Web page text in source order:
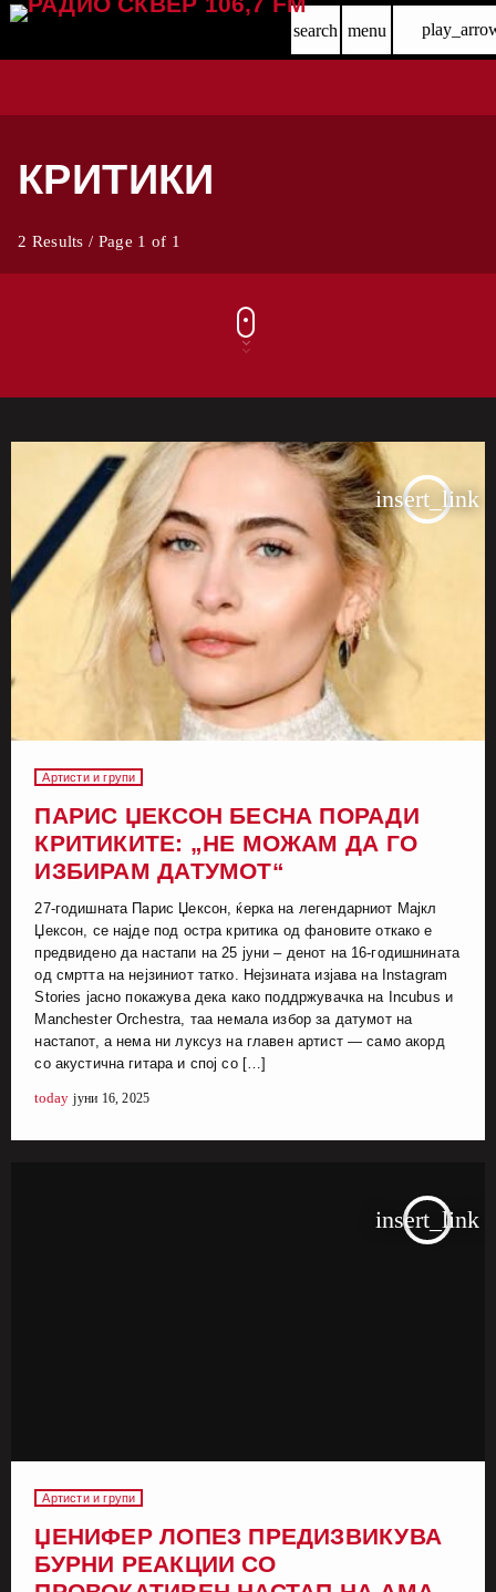
search menu
КРИТИКИ
2 Results / Page 1 of 1
insert_link
Артисти и групи
ПАРИС ЏЕКСОН БЕСНА ПОРАДИ
КРИТИКИТЕ: „НЕ МОЖАМ ДА ГО
ИЗБИРАМ ДАТУМОТ“
27-годишната Парис Џексон, ќерка на легендарниот Мајкл
Џексон, се најде под остра критика од фановите откако е
предвидено да настапи на 25 јуни – денот на 16-годишнината
од смртта на нејзиниот татко. Нејзината изјава на Instagram
Stories јасно покажува дека како поддржувачка на Incubus и
Manchester Orchestra, таа немала избор за датумот на
настапот, а нема ни луксуз на главен артист — само акорд
со акустична гитара и спој со […]
today јуни 16, 2025
insert_link
Артисти и групи
ЏЕНИФЕР ЛОПЕЗ ПРЕДИЗВИКУВА
БУРНИ РЕАКЦИИ СО